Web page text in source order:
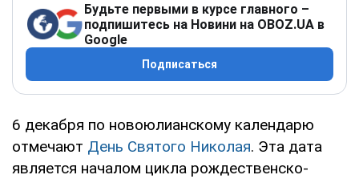
Будьте первыми в курсе главного –
подпишитесь на Новини на OBOZ.UA в
Google
Подписаться
6 декабря по новоюлианскому календарю
отмечают День Святого Николая. Эта дата
является началом цикла рождественско-